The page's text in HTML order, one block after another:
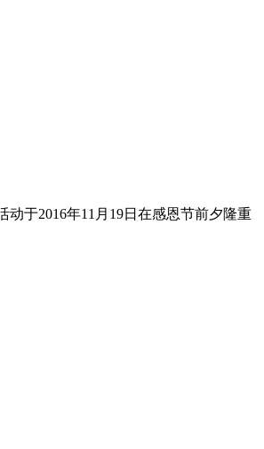
动于2016年11月19日在感恩节前夕隆重